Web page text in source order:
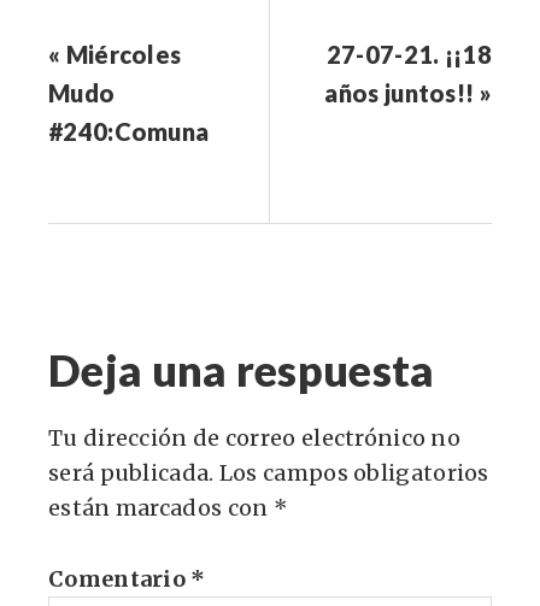
« Miércoles
Mudo
#240:Comuna
27-07-21. ¡¡18
años juntos!! »
Deja una respuesta
Tu dirección de correo electrónico no
será publicada. Los campos obligatorios
están marcados con *
Comentario *